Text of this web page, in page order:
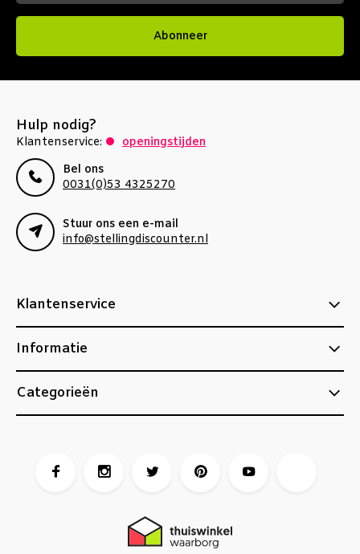
Abonneer
Hulp nodig?
Klantenservice:
openingstijden
Bel ons
0031(0)53 4325270
Stuur ons een e-mail
info@stellingdiscounter.nl
Klantenservice
Informatie
Categorieën